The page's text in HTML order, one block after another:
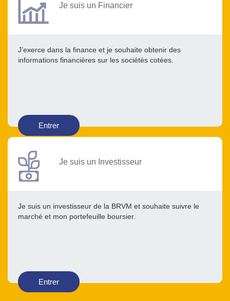
Je suis un Financier
J’exerce dans la finance et je souhaite obtenir des
informations financières sur les sociétés cotées.
Entrer
Je suis un Investisseur
Je suis un investisseur de la BRVM et souhaite suivre le
marché et mon portefeuille boursier.
Entrer